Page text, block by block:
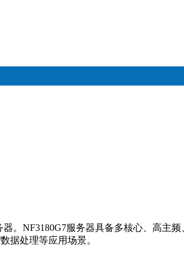
。NF3180G7服务器具备多核心、高主
据处理等应用场景。